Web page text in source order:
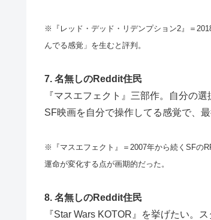
※『レッド・デッド・リデンプション2』＝
んでる感覚」を生むと評判。
7. 名無しのReddit住民
『マスエフェクト』三部作。自分の
SF映画を自分で操作してる感覚で、
※『マスエフェクト』＝2007年から続くSFの
運命が変化する点が画期的だった。
8. 名無しのReddit住民
『Star Wars KOTOR』を挙げたい。